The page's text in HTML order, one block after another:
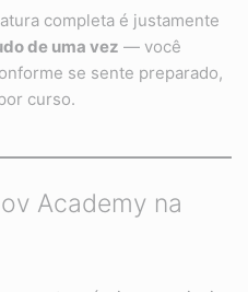
completa é justamente
de uma vez — você
se sente preparado,
curso.
Academy na